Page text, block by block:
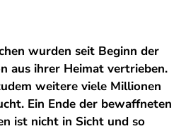
wurden seit Beginn der
aus ihrer Heimat vertrieben.
weitere viele Millionen
Ein Ende der bewaffneten
ist nicht in Sicht und so